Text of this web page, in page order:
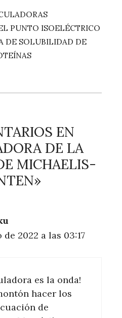
PUNTO ISOELÉCTRICO
DE SOLUBILIDAD DE
EN
DE LA
MICHAELIS-
de 2022 a las 03:17
es la onda!
hacer los
de